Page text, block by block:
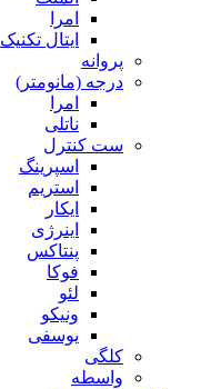
امرا
ایتال تکنیک
پروانه
درجه (مانومتر)
امرا
ناتلی
ست کنترل
اسپرینگ
استریم
ایکار
اینرژی
پنتاکس
فوکا
لئو
ونیکو
یوسفی
کلگی
واسطه